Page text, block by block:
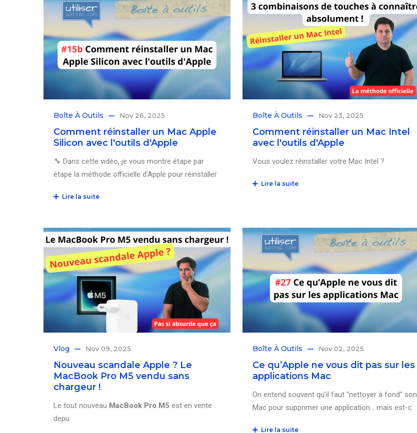
Boîte À Outils Nov 26, 2025
Comment réinstaller un Mac Apple
Silicon avec l'outils d'Apple
🔧 Dans cette vidéo, je vous montre étape par
étape la méthode officielle d’Apple pour réinstaller
Lire la suite
Boîte À Outils Nov 23, 2025
Comment réinstaller un Mac Intel
avec l'outils d'Apple
Vous voulez réinstaller votre Mac Intel ?
Lire la suite
Vlog Nov 09, 2025
Nouveau scandale Apple ? Le
MacBook Pro M5 vendu sans
chargeur !
Le tout nouveau MacBook Pro M5 est en vente
depu
Boîte À Outils Nov 02, 2025
Ce qu’Apple ne vous dit pas sur les
applications Mac
On entend souvent qu’il faut “nettoyer à fond” son
Mac pour supprimer une application… mais est-c
Lire la suite